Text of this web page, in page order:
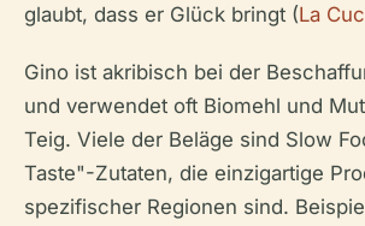
glaubt, dass er Glück bringt (La
Gino ist akribisch bei der
und verwendet oft Biomehl und
Teig. Viele der Beläge sind Slow
Taste"-Zutaten, die einzigartige
spezifischer Regionen sind.